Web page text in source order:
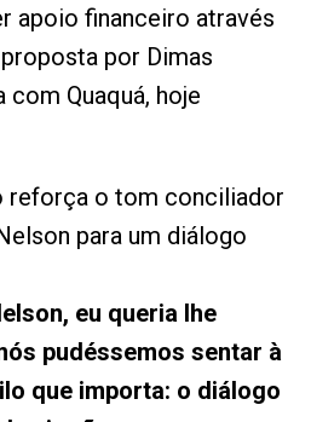
apoio financeiro através
por Dimas
com Quaquá, hoje
reforça o tom conciliador
para um diálogo
eu queria lhe
pudéssemos sentar à
que importa: o diálogo